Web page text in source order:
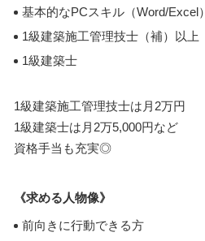
基本的なPCスキル（Word/Excel）
1級建築施工管理技士（補）以上
1級建築士
1級建築施工管理技士は月2万円
1級建築士は月2万5,000円など
資格手当も充実◎
《求める人物像》
前向きに行動できる方